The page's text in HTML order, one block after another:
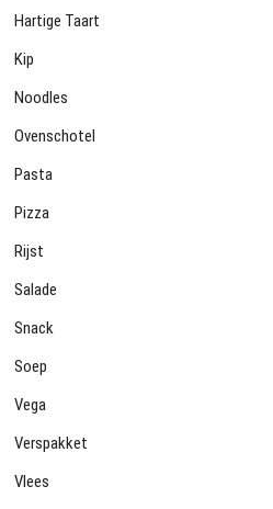
Hartige Taart
Kip
Noodles
Ovenschotel
Pasta
Pizza
Rijst
Salade
Snack
Soep
Vega
Verspakket
Vlees